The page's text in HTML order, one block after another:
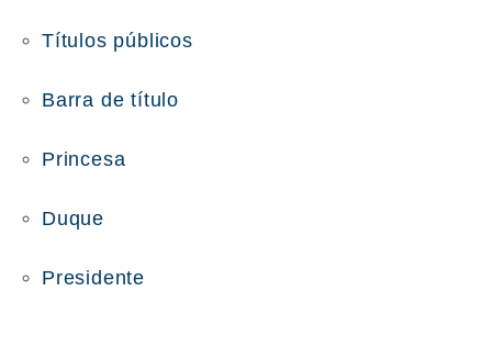
Títulos públicos
Barra de título
Princesa
Duque
Presidente